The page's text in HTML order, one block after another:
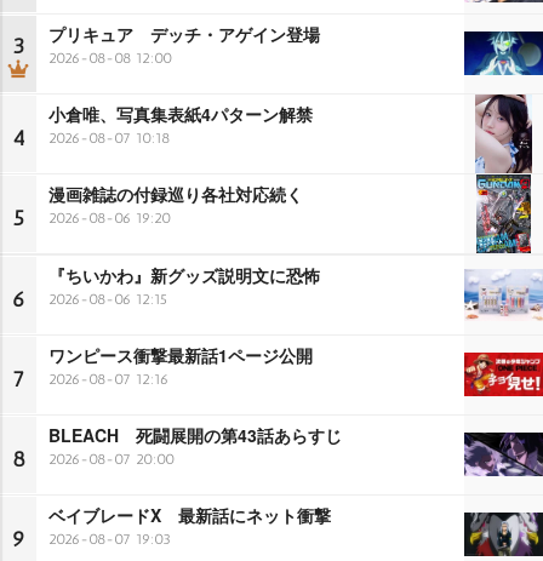
3 プリキュア デッチ・アゲイン登場
2026-08-08 12:00
4
小倉唯、写真集表紙4パターン解禁
2026-08-07 10:18
5
漫画雑誌の付録巡り各社対応続く
2026-08-06 19:20
6
『ちいかわ』新グッズ説明文に恐怖
2026-08-06 12:15
7
ワンピース衝撃最新話1ページ公開
2026-08-07 12:16
8
BLEACH 死闘展開の第43話あらすじ
2026-08-07 20:00
9
ベイブレードX 最新話にネット衝撃
2026-08-07 19:03